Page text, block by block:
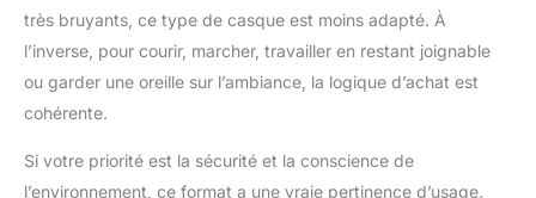
pour plus de confort -
Conçus pour les
conditions extrêmes,
cadre monocoque des
OpenRun Pro 2 offrent
très bruyants, ce type de casque est moins adapté. À
l’inverse, pour courir, marcher, travailler en restant joignable
ou garder une oreille sur l’ambiance, la logique d’achat est
cohérente.
Si votre priorité est la sécurité et la conscience de
l’environnement, ce format a une vraie pertinence d’usage.